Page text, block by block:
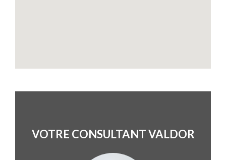
VOTRE CONSULTANT VALDOR